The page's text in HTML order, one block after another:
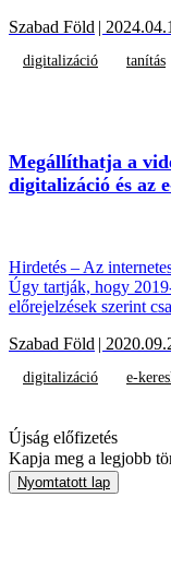
Szabad Föld |
digitalizáció tanítás
Megállíthatja a
digitalizáció és az
Hirdetés – Az
Úgy tartják, hogy
előrejelzések szerint
Szabad Föld |
digitalizáció e-
Újság előfizetés
Kapja meg a legjobb
Nyomtatott lap